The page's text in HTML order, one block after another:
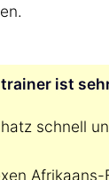
ist
schnell